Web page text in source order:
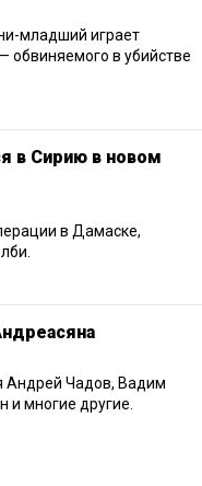
младший играет
обвиняемого в убийстве
в Сирию в новом
в Дамаске,
Андрей Чадов, Вадим
многие другие.